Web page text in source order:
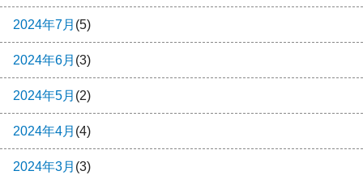
2024年7月 (5)
2024年6月 (3)
2024年5月 (2)
2024年4月 (4)
2024年3月 (3)